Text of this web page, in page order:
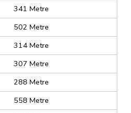
341 Metre
502 Metre
314 Metre
307 Metre
288 Metre
558 Metre